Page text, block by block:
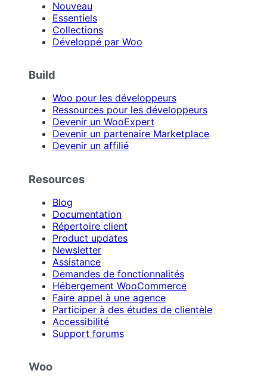
Nouveau
Essentiels
Collections
Développé par Woo
Build
Woo pour les développeurs
Ressources pour les développeurs
Devenir un WooExpert
Devenir un partenaire Marketplace
Devenir un affilié
Resources
Blog
Documentation
Répertoire client
Product updates
Newsletter
Assistance
Demandes de fonctionnalités
Hébergement WooCommerce
Faire appel à une agence
Participer à des études de clientèle
Accessibilité
Support forums
Woo